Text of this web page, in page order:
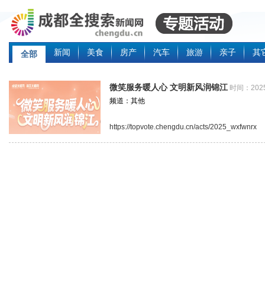
全部 新闻 美食 房产 汽车 旅游 亲子 其
微笑服务暖人心 文明新风润锦江 时间：
频道：其他
https://topvote.chengdu.cn/acts/2025_wxfwnrx